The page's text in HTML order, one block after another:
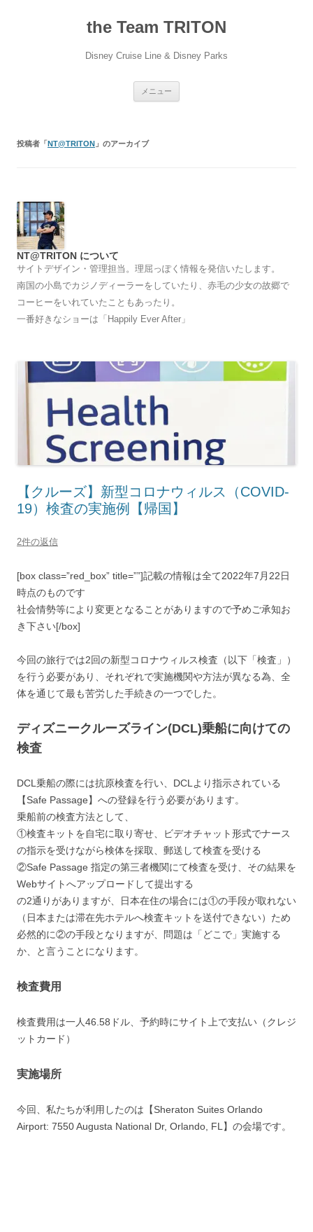
the Team TRITON
Disney Cruise Line & Disney Parks
メニュー
投稿者「NT@TRITON 」のアーカイブ
NT@TRITON について
サイトデザイン・管理担当。理屈っぽく情報を発信いたします。
南国の小島でカジノディーラーをしていたり、赤毛の少女の故郷で
コーヒーをいれていたこともあったり。
一番好きなショーは「Happily Ever After」
【クルーズ】新型コロナウィルス（COVID-
19）検査の実施例【帰国】
2件の返信
[box class=”red_box” title=””]記載の情報は全て2022年7月22日
時点のものです
社会情勢等により変更となることがありますので予めご承知お
き下さい[/box]
今回の旅行では2回の新型コロナウィルス検査（以下「検査」）
を行う必要があり、それぞれで実施機関や方法が異なる為、全
体を通じて最も苦労した手続きの一つでした。
ディズニークルーズライン(DCL)乗船に向けての
検査
DCL乗船の際には抗原検査を行い、DCLより指示されている
【Safe Passage】への登録を行う必要があります。
乗船前の検査方法として、
①検査キットを自宅に取り寄せ、ビデオチャット形式でナース
の指示を受けながら検体を採取、郵送して検査を受ける
②Safe Passage 指定の第三者機関にて検査を受け、その結果を
Webサイトへアップロードして提出する
の2通りがありますが、日本在住の場合には①の手段が取れない
（日本または滞在先ホテルへ検査キットを送付できない）ため
必然的に②の手段となりますが、問題は「どこで」実施する
か、と言うことになります。
検査費用
検査費用は一人46.58ドル、予約時にサイト上で支払い（クレジ
ットカード）
実施場所
今回、私たちが利用したのは【Sheraton Suites Orlando
Airport: 7550 Augusta National Dr, Orlando, FL】の会場です。